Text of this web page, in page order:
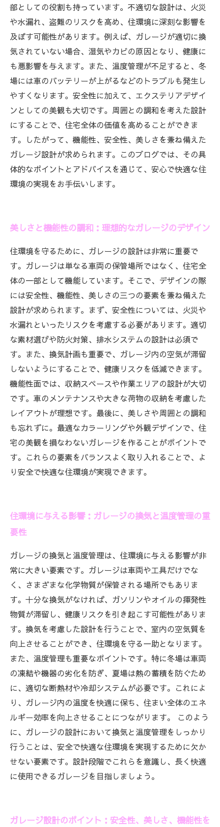
部としての役割も持っています。不適切な設計は、火災
や水漏れ、盗難のリスクを高め、住環境に深刻な影響を
及ぼす可能性があります。例えば、ガレージが適切に換
気されていない場合、湿気やカビの原因となり、健康に
も悪影響を与えます。また、温度管理が不足すると、冬
場には車のバッテリーが上がるなどのトラブルも発生し
やすくなります。安全性に加えて、エクステリアデザイ
ンとしての美観も大切です。周囲との調和を考えた設計
にすることで、住宅全体の価値を高めることができま
す。したがって、機能性、安全性、美しさを兼ね備えた
ガレージ設計が求められます。このブログでは、その具
体的なポイントとアドバイスを通じて、安心で快適な住
環境の実現をお手伝いします。
美しさと機能性の調和：理想的なガレージのデザイン
住環境を守るために、ガレージの設計は非常に重要で
す。ガレージは単なる車両の保管場所ではなく、住宅全
体の一部として機能しています。そこで、デザインの際
には安全性、機能性、美しさの三つの要素を兼ね備えた
設計が求められます。まず、安全性については、火災や
水漏れといったリスクを考慮する必要があります。適切
な素材選びや防火対策、排水システムの設計は必須で
す。また、換気計画も重要で、ガレージ内の空気が滞留
しないようにすることで、健康リスクを低減できます。
機能性面では、収納スペースや作業エリアの設計が大切
です。車のメンテナンスや大きな荷物の収納を考慮した
レイアウトが理想です。最後に、美しさや周囲との調和
も忘れずに。最適なカラーリングや外観デザインで、住
宅の美観を損なわないガレージを作ることがポイントで
す。これらの要素をバランスよく取り入れることで、よ
り安全で快適な住環境が実現できます。
住環境に与える影響：ガレージの換気と温度管理の重
要性
ガレージの換気と温度管理は、住環境に与える影響が非
常に大きい要素です。ガレージは車両や工具だけでな
く、さまざまな化学物質が保管される場所でもありま
す。十分な換気がなければ、ガソリンやオイルの揮発性
物質が滞留し、健康リスクを引き起こす可能性がありま
す。換気を考慮した設計を行うことで、室内の空気質を
向上させることができ、住環境を守る一助となります。
また、温度管理も重要なポイントです。特に冬場は車両
の凍結や機器の劣化を防ぎ、夏場は熱の蓄積を防ぐため
に、適切な断熱材や冷却システムが必要です。これによ
り、ガレージ内の温度を快適に保ち、住まい全体のエネ
ルギー効率を向上させることにつながります。 このよう
に、ガレージの設計において換気と温度管理をしっかり
行うことは、安全で快適な住環境を実現するために欠か
せない要素です。設計段階でこれらを意識し、長く快適
に使用できるガレージを目指しましょう。
ガレージ設計のポイント：安全性、美しさ、機能性を